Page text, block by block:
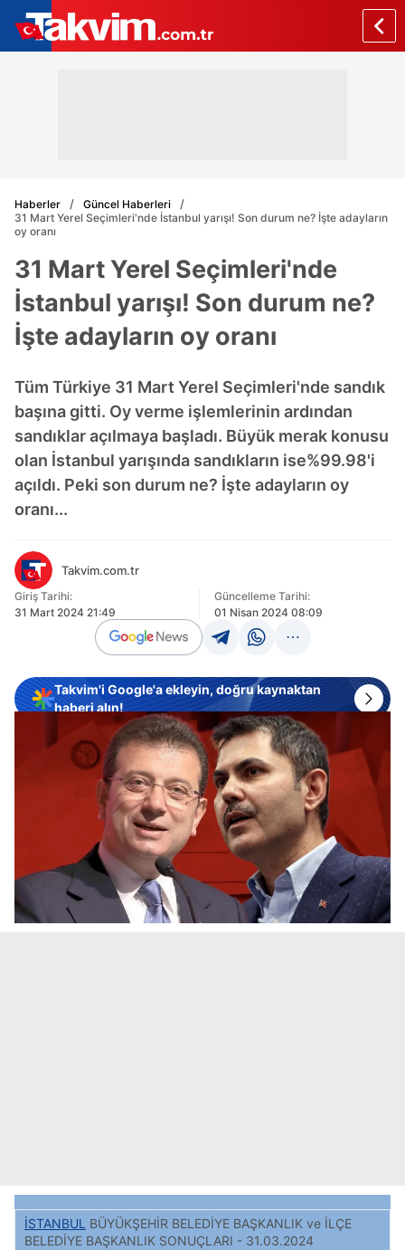
Haberler
Güncel Haberleri
31 Mart Yerel Seçimleri'nde İstanbul yarışı! Son durum ne? İşte adayların
oy oranı
31 Mart Yerel Seçimleri'nde
İstanbul yarışı! Son durum ne?
İşte adayların oy oranı
Tüm Türkiye 31 Mart Yerel Seçimleri'nde sandık
başına gitti. Oy verme işlemlerinin ardından
sandıklar açılmaya başladı. Büyük merak konusu
olan İstanbul yarışında sandıkların ise%99.98'i
açıldı. Peki son durum ne? İşte adayların oy
oranı...
Takvim.com.tr
Giriş Tarihi:
31 Mart 2024 21:49
Güncelleme Tarihi:
01 Nisan 2024 08:09
Takvim'i Google'a ekleyin, doğru kaynaktan
haberi alın!
İSTANBUL BÜYÜKŞEHİR BELEDİYE BAŞKANLIK ve İLÇE
BELEDİYE BAŞKANLIK SONUÇLARI - 31.03.2024